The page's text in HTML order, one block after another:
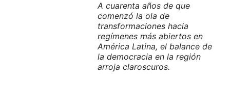
A cuarenta años de que
comenzó la ola de
transformaciones hacia
regímenes más abiertos en
América Latina, el balance de
la democracia en la región
arroja claroscuros.